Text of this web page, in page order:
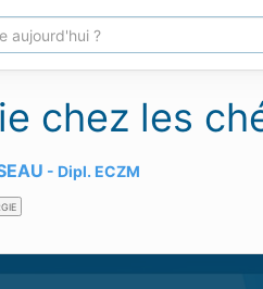
chez les
Dipl. ECZM